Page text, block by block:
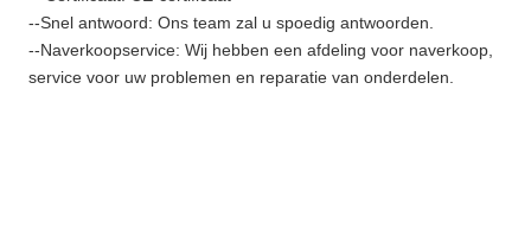
--Snel antwoord: Ons team zal u spoedig antwoorden.
--Naverkoopservice: Wij hebben een afdeling voor naverkoop,
service voor uw problemen en reparatie van onderdelen.